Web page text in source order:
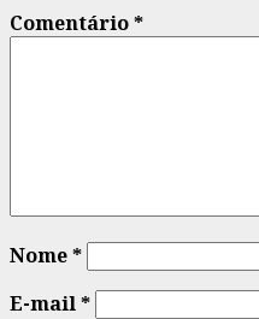
Comentário*
Nome*
E-mail*